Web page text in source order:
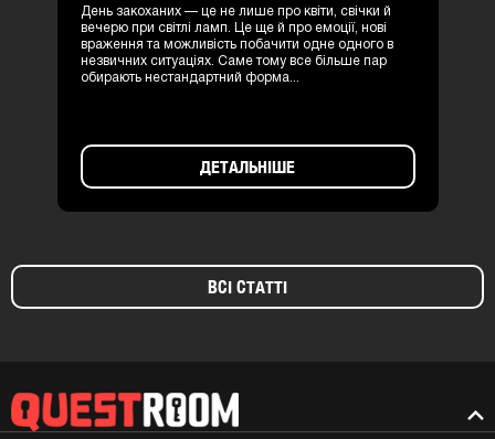
День закоханих — це не лише про квіти, свічки й
вечерю при світлі ламп. Це ще й про емоції, нові
враження та можливість побачити одне одного в
незвичних ситуаціях. Саме тому все більше пар
обирають нестандартний форма...
ДЕТАЛЬНІШЕ
ВСІ СТАТТІ